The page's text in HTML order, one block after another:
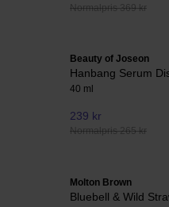
Normalpris 369 kr
Beauty of Joseon
Hanbang Serum
40 ml
239 kr
Normalpris 265 kr
Molton Brown
Bluebell & Wild